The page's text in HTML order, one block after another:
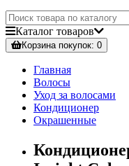
Каталог товаров
Корзинапокупок: 0
Главная
Волосы
Уход за волосами
Кондиционер
Окрашенные